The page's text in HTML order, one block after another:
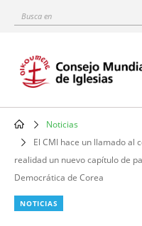
content
Busca
Main
navigation
Breadcrumb
Noticias
El CMI hace un llamado al
realidad un nuevo capítulo de
Democrática de Corea
NOTICIAS